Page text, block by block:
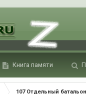
Книга памяти
107 Отдельный